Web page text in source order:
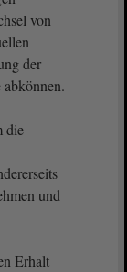
von
der
die
und
Erhalt